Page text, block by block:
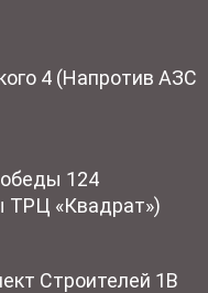
4 (Напротив АЗС
124
ТРЦ «Квадрат»)
Строителей 1В